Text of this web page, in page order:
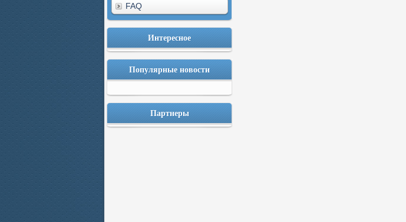
FAQ
Интересное
Популярные новости
Партнеры